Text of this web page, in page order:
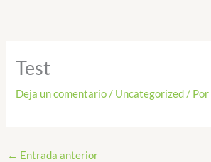
Test
Deja un comentario / Uncategorized / Por
← Entrada anterior